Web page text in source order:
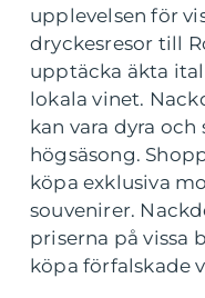
upplevelsen för
dryckesresor till
upptäcka äkta
lokala vinet.
kan vara dyra
högsäsong.
köpa exklusiva
souvenirer.
priserna på vissa
köpa förfalskade